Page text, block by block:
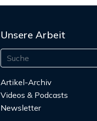
Unsere Arbeit
Artikel-Archiv
Videos & Podcasts
Newsletter